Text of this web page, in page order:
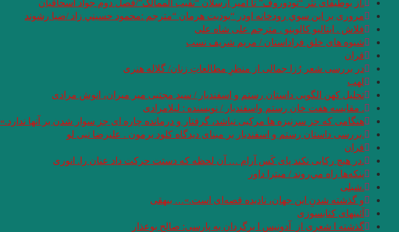
.از بوطیقای نثر “تودوروف” تا امیر ارسلان “نقیب الممالک”/فصل دوم جواد اسحاقیان
مروری بر اين سوي رودخانه اودر “يوديت هرمان “مترجم :محمود حسيني زاد /ضيا رشوند
فلاش . ایتالیو کالوینو . مترجم علی شاه علی
شیوه های خلق فراداستان / مریم شریف نسب
قران
در بررسی شعر رُزا جمالی از منظرِ مطالعاتِ زنان/ گلاله هنری
لهب
تحلیل کهن الگویی داستان رستم و اسفندیار / سید مجتبی میر میران، انوش مرادی
. مقایسه هفت ‌خان رستم واسفندیار / نویسنده : لیلامرادی
هنگامی که جز سرنیزه ها مرکبی نباشد، گرفتار و درمانده چاره ای جز سوار شدن بر آنها ندارد.»
.بررسی داستان رستم و اسفندیار بر مبنای دیدگاه کلود برمون . علیرضا نبی لو
قران
.در هیچ رکابی نکند پای کَس آرام … آن لحظه که دستت حرکت داد عنان را. انوری
پنكه‌ها راه مي‌روند / میترا داور
.شبلی
و گذشته شدنِ این جهان، نادیده قصه‌ای است.»… بیهقی
آئینهای كتابسوزی
گذشته ا شعری از آدونیس ا برگردان به پارسی: صالح بوعذار